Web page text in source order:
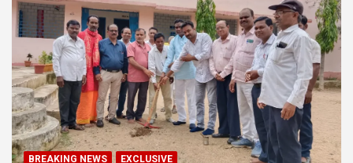
BREAKING NEWS EXCLUSIVE